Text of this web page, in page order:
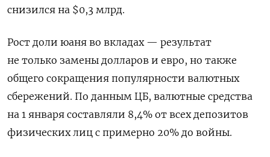
снизился на $0,3 млрд.
Рост доли юаня во вкладах — результат
не только замены долларов и евро, но также
общего сокращения популярности валютных
сбережений. По данным ЦБ, валютные средства
на 1 января составляли 8,4% от всех депозитов
физических лиц с примерно 20% до войны.